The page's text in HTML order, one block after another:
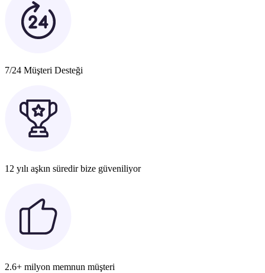
7/24 Müşteri Desteği
12 yılı aşkın süredir bize güveniliyor
2.6+ milyon memnun müşteri